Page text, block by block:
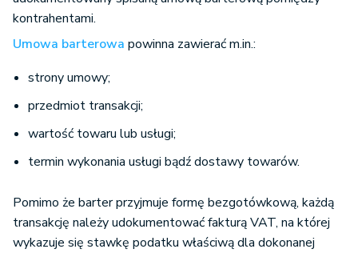
kontrahentami.
Umowa barterowa powinna zawierać m.in.:
strony umowy;
przedmiot transakcji;
wartość towaru lub usługi;
termin wykonania usługi bądź dostawy towarów.
Pomimo że barter przyjmuje formę bezgotówkową, każdą
transakcję należy udokumentować fakturą VAT, na której
wykazuje się stawkę podatku właściwą dla dokonanej